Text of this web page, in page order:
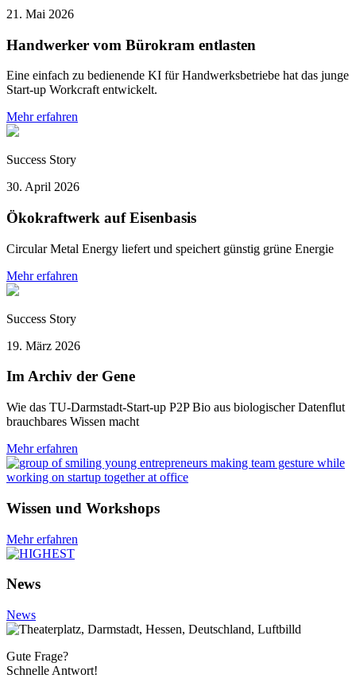
21. Mai 2026
Handwerker vom Bürokram entlasten
Eine einfach zu bedienende KI für Handwerksbetriebe hat das junge
Start-up Workcraft entwickelt.
Mehr erfahren
Success Story
30. April 2026
Ökokraftwerk auf Eisenbasis
Circular Metal Energy liefert und speichert günstig grüne Energie
Mehr erfahren
Success Story
19. März 2026
Im Archiv der Gene
Wie das TU-Darmstadt-Start-up P2P Bio aus biologischer Datenflut
brauchbares Wissen macht
Mehr erfahren
Wissen und Workshops
Mehr erfahren
News
News
Gute Frage?
Schnelle Antwort!